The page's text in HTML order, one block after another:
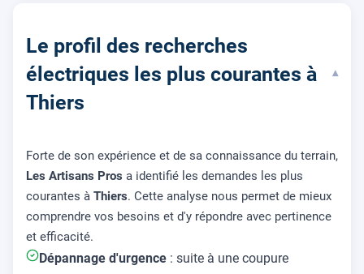
Le profil des recherches
électriques les plus courantes à
Thiers
▾
Forte de son expérience et de sa connaissance du terrain,
Les Artisans Pros a identifié les demandes les plus
courantes à Thiers. Cette analyse nous permet de mieux
comprendre vos besoins et d'y répondre avec pertinence
et efficacité.
Dépannage d'urgence : suite à une coupure